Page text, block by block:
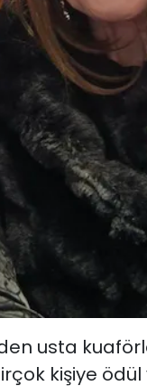
usta
kişiye